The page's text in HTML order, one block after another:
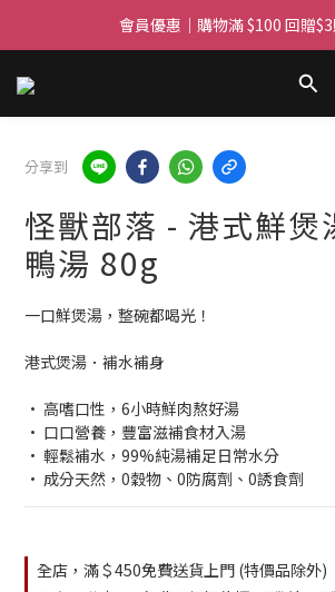
滿$450免費送貨上門 I 滿$350免運
滿$450免費送貨上門 I 滿$350免運
分享到
怪獸部落 - 港式鮮煲
鴨湯 80g
一口鮮煲湯，整碗都喝光！
港式煲湯．補水補身
• 高嗜口性，6小時鮮肉熬好湯
• 口口營養，豐富滋補食材入湯
• 輕鬆補水，99%純湯補足日常水分
• 成分天然，0穀物、0防腐劑、0誘食劑
全店，滿＄450免費送貨上門 (特價品除外)